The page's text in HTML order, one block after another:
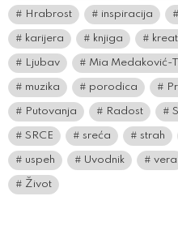
Hrabrost inspiracija
karijera knjiga
Ljubav Mia Medaković-
muzika porodica
Putovanja Radost
SRCE sreća strah
uspeh Uvodnik vera
Život